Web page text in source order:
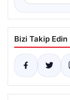
Bizi Takip Edin